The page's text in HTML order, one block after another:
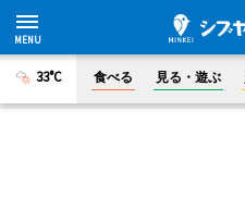
33°C 食べる 見る・遊ぶ